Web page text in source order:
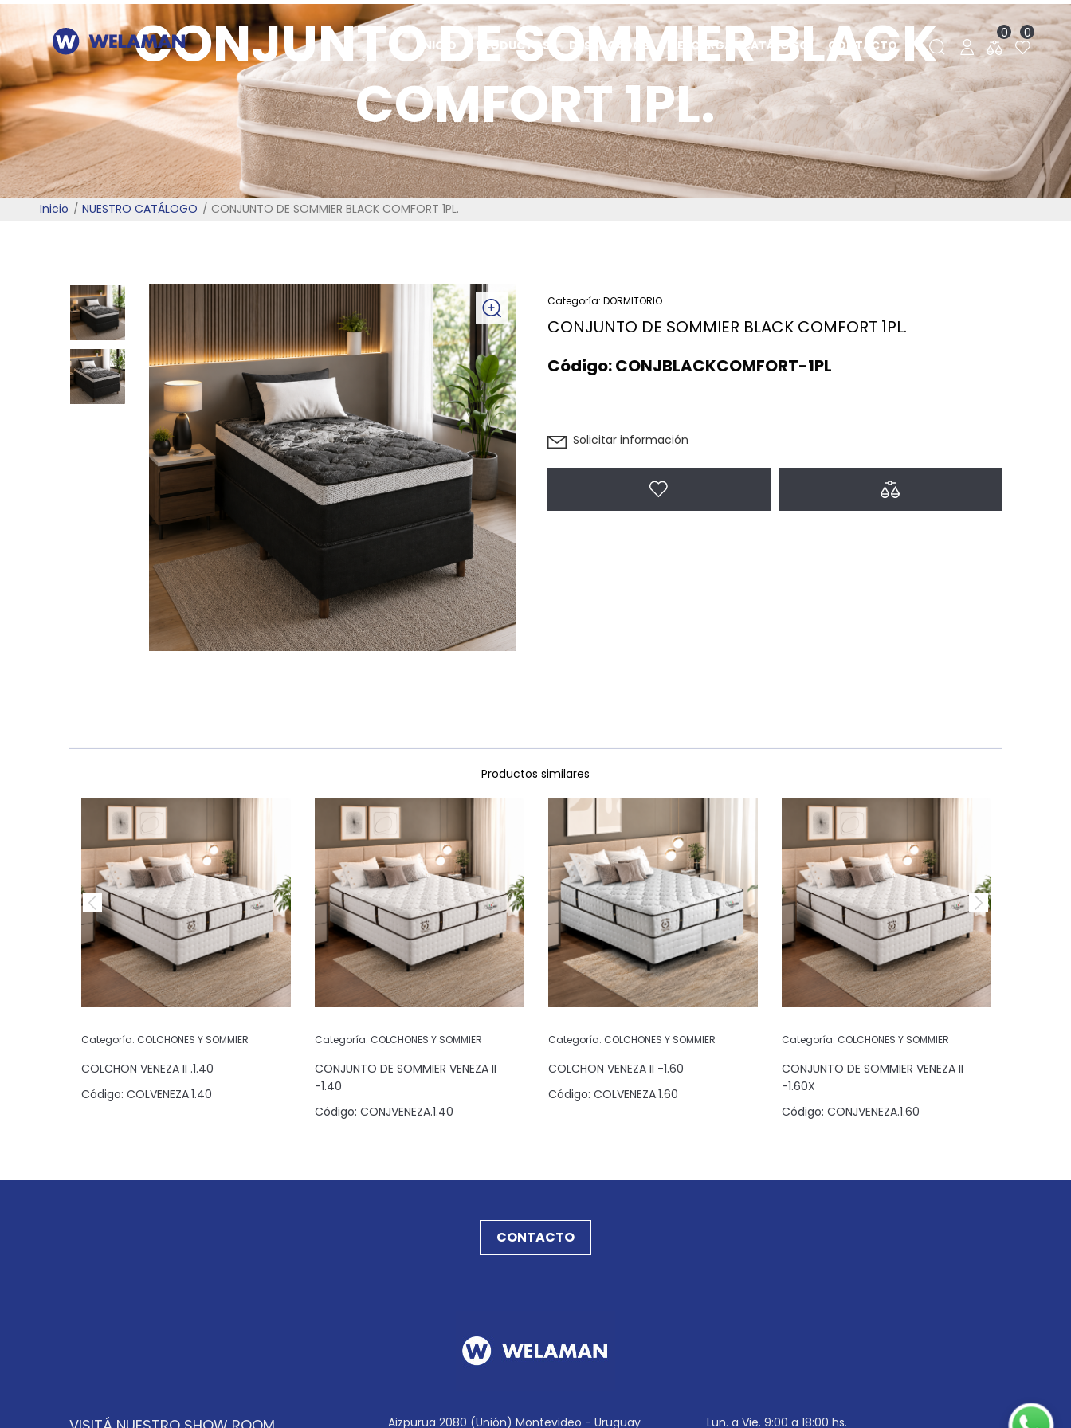
INICIO PRODUCTOS DESTACADOS DESCARGAR CATÁLOGO CONTACTO
0 0
CONJUNTO DE SOMMIER BLACK
COMFORT 1PL.
Inicio NUESTRO CATÁLOGO CONJUNTO DE SOMMIER BLACK COMFORT 1PL.
Categoría: DORMITORIO
CONJUNTO DE SOMMIER BLACK COMFORT 1PL.
Código:CONJBLACKCOMFORT-1PL
Solicitar información
Productos similares
Categoría: COLCHONES Y SOMMIER
COLCHON VENEZA II .1.40
Código: COLVENEZA.1.40
Categoría: COLCHONES Y SOMMIER
CONJUNTO DE SOMMIER VENEZA II
-1.40
Código: CONJVENEZA.1.40
Categoría: COLCHONES Y SOMMIER
COLCHON VENEZA II -1.60
Código: COLVENEZA.1.60
Categoría: COLCHONES Y SOMMIER
CONJUNTO DE SOMMIER VENEZA II
-1.60X
Código: CONJVENEZA.1.60
CONTACTO
Aizpurua 2080 (Unión) Montevideo - Uruguay Lun. a Vie. 9:00 a 18:00 hs.